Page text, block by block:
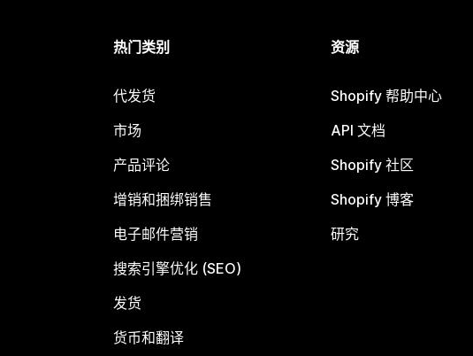
热门类别
代发货
市场
产品评论
增销和捆绑销售
电子邮件营销
搜索引擎优化 (SEO)
发货
货币和翻译
资源
Shopify 帮助中心
API 文档
Shopify 社区
Shopify 博客
研究